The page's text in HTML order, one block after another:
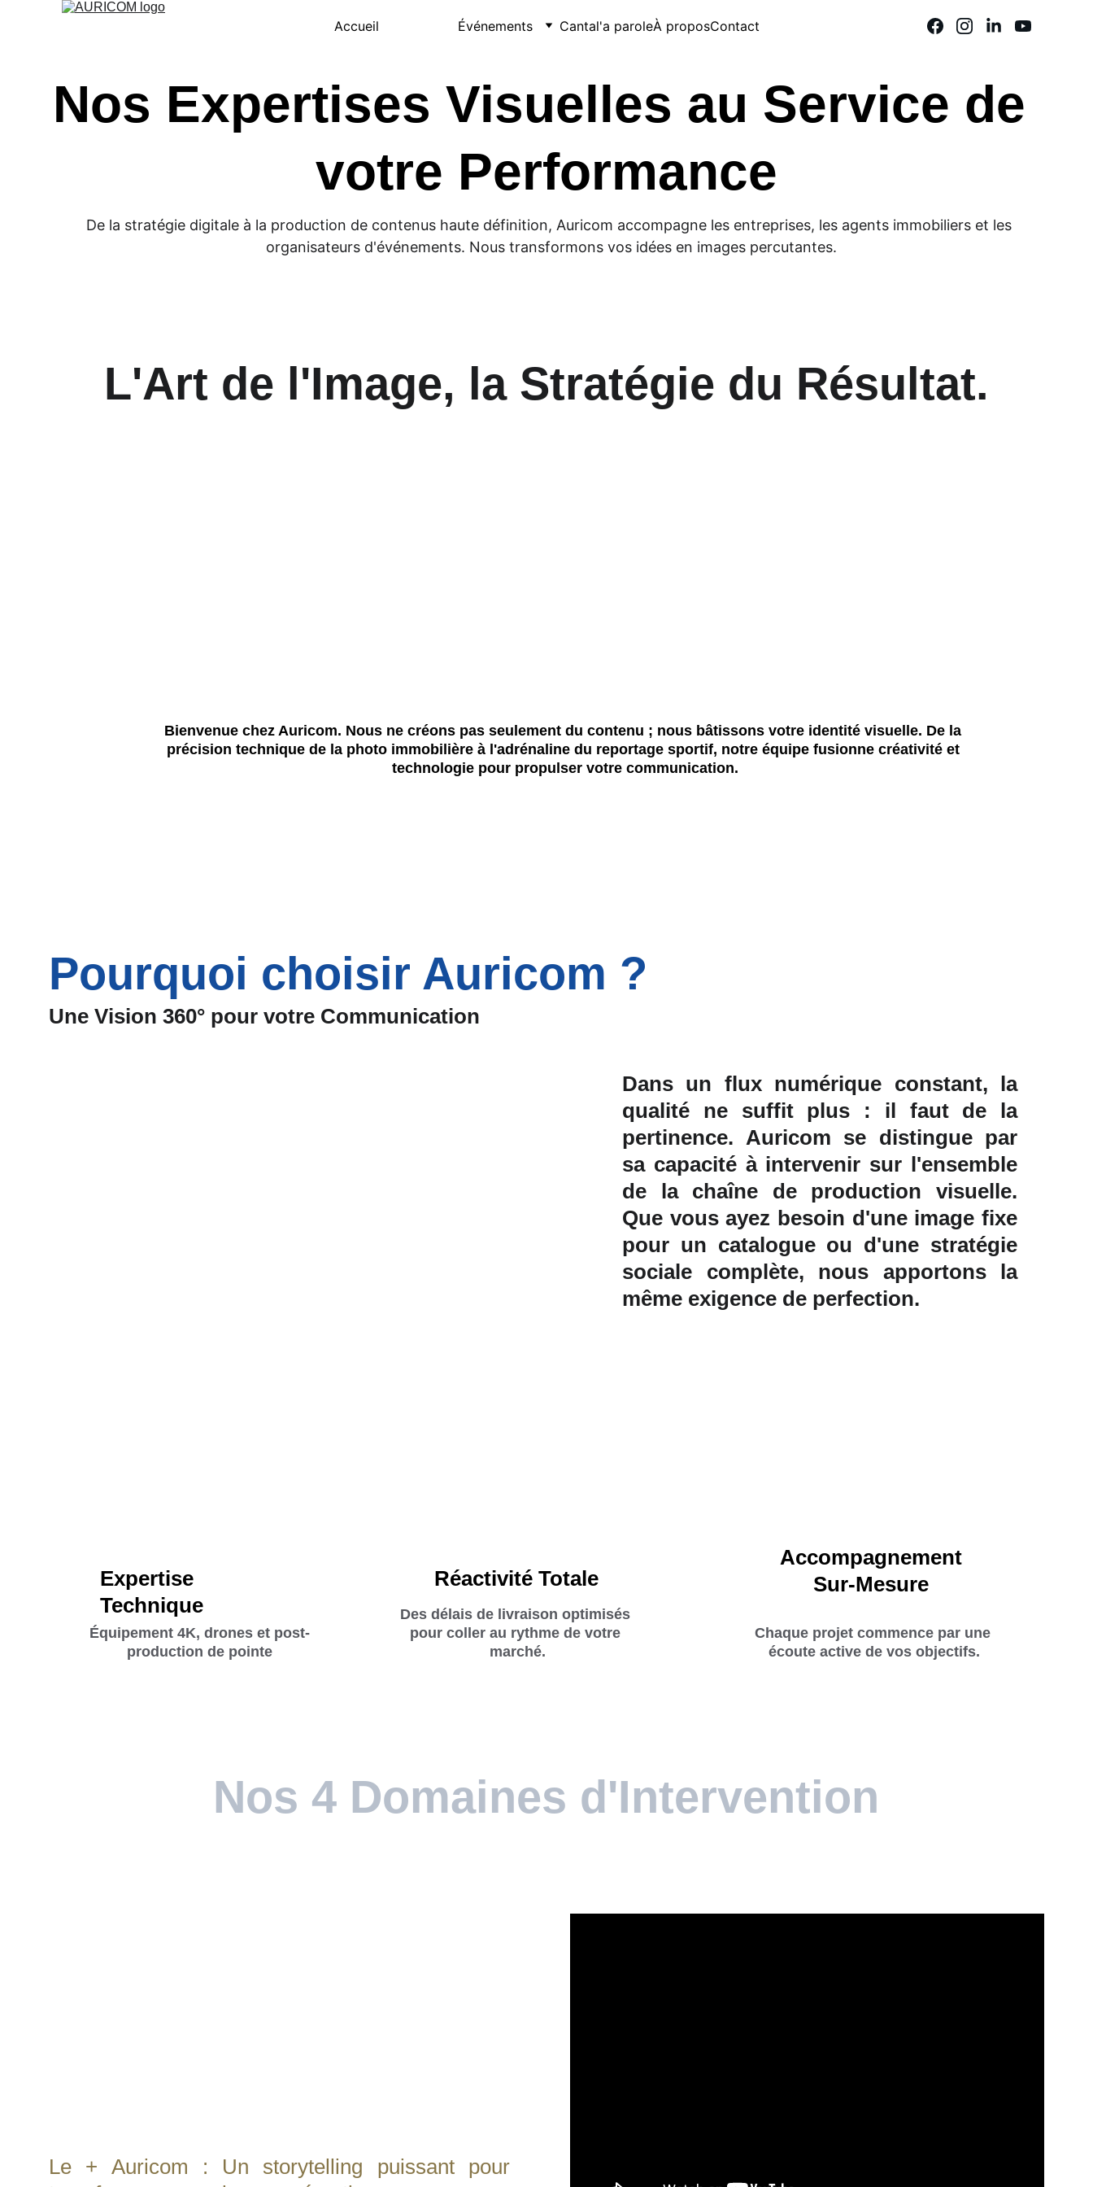
Accueil Événements Cantal'a paroleÀ proposContact
Nos Expertises Visuelles au Service de
votre Performance
De la stratégie digitale à la production de contenus haute définition, Auricom accompagne les entreprises, les agents immobiliers et les
organisateurs d'événements. Nous transformons vos idées en images percutantes.
L'Art de l'Image, la Stratégie du Résultat.
Bienvenue chez Auricom. Nous ne créons pas seulement du contenu ; nous bâtissons votre identité visuelle. De la
précision technique de la photo immobilière à l'adrénaline du reportage sportif, notre équipe fusionne créativité et
technologie pour propulser votre communication.
Pourquoi choisir Auricom ?
Une Vision 360° pour votre Communication
Dans un flux numérique constant, la
qualité ne suffit plus : il faut de la
pertinence. Auricom se distingue par
sa capacité à intervenir sur l'ensemble
de la chaîne de production visuelle.
Que vous ayez besoin d'une image fixe
pour un catalogue ou d'une stratégie
sociale complète, nous apportons la
même exigence de perfection.
Expertise
Technique
Réactivité Totale
Accompagnement
Sur-Mesure
Équipement 4K, drones et post-
production de pointe
Des délais de livraison optimisés
pour coller au rythme de votre
marché.
Chaque projet commence par une
écoute active de vos objectifs.
Nos 4 Domaines d'Intervention
Le + Auricom : Un storytelling puissant pour